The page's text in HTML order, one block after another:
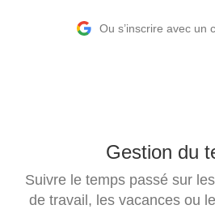
Ou s’inscrire avec un
Gestion du
Suivre le temps passé sur
de travail, les vacances ou